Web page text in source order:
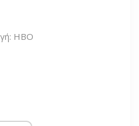
HBO